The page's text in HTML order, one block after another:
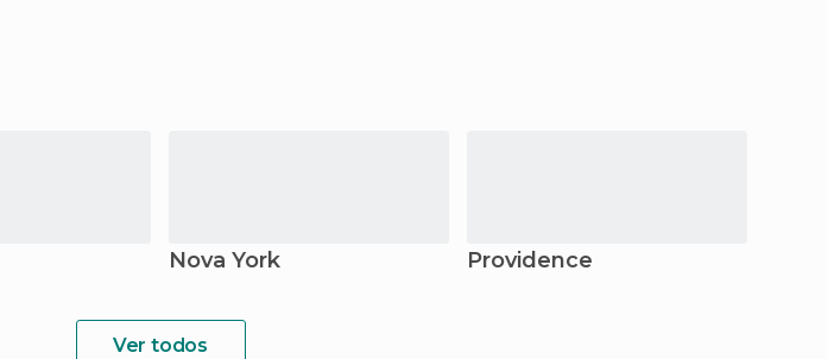
Nova York Providence
Ver todos